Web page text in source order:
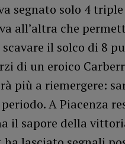
segnato solo 4
all’altra che
il solco di 8
di un eroico
più a riemergere:
A Piacenza
il sapore della